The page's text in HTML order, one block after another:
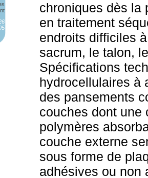
chroniques dès la
en traitement
endroits difficiles
sacrum, le talon,
Spécifications
hydrocellulaires à
des pansements
couches dont une
polymères
couche externe
sous forme de
adhésives ou non